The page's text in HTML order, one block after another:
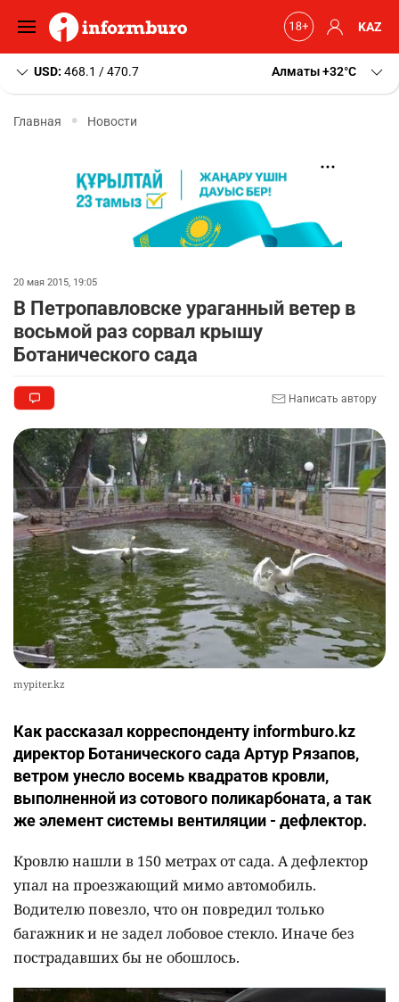
KAZ
USD: 468.1 / 470.7 Алматы+32 C
Главная Новости
20 мая 2015, 19:05
В Петропавловске ураганный ветер в
восьмой раз сорвал крышу
Ботанического сада
Написать автору
mypiter.kz
Как рассказал корреспонденту informburo.kz
директор Ботанического сада Артур Рязапов,
ветром унесло восемь квадратов кровли,
выполненной из сотового поликарбоната, а так
же элемент системы вентиляции - дефлектор.
Кровлю нашли в 150 метрах от сада. А дефлектор
упал на проезжающий мимо автомобиль.
Водителю повезло, что он повредил только
багажник и не задел лобовое стекло. Иначе без
пострадавших бы не обошлось.